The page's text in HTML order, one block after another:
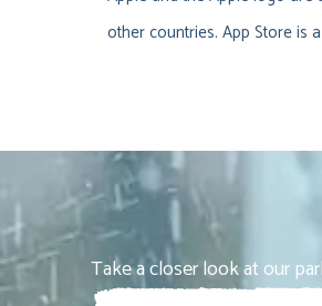
other countries. App Store is
Take a closer look at our